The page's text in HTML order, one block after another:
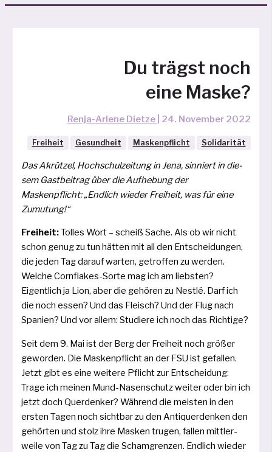
Du trägst noch
eine Maske?
Renja-Arlene Dietze 24. November 2022
Freiheit Gesundheit Maskenpflicht Solidarität
Das Akrützel, Hochschulzeitung in Jena, sin­niert in die­
sem Gastbeitrag über die Aufhebung der
Maskenpflicht: „Endlich wie­der Freiheit, was für eine
Zumutung!“
Freiheit:Tolles Wort – scheiß Sache. Als ob wir nicht
schon genug zu tun hät­ten mit all den Entscheidungen,
die jeden Tag dar­auf war­ten, getrof­fen zu wer­den.
Welche Cornflakes­-Sorte mag ich am liebs­ten?
Eigentlich ja Lion, aber die gehö­ren zu Nestlé. Darf ich
die noch essen? Und das Fleisch? Und der Flug nach
Spanien? Und vor allem: Studiere ich noch das Richtige?
Seit dem 9. Mai ist der Berg der Freiheit noch grö­ßer
gewor­den. Die Maskenpflicht an der FSU ist gefal­len.
Jetzt gibt es eine wei­te­re Pflicht zur Entscheidung:
Trage ich mei­nen Mund­-Na­senschutz wei­ter oder bin ich
jetzt doch Quer­denker? Während die meis­ten in den
ers­ten Tagen noch sicht­bar zu den Antiquerdenken­ den
gehör­ten und stolz ihre Masken tru­gen, fal­len mitt­ler­
wei­le von Tag zu Tag die Scham­grenzen. Endlich wie­der